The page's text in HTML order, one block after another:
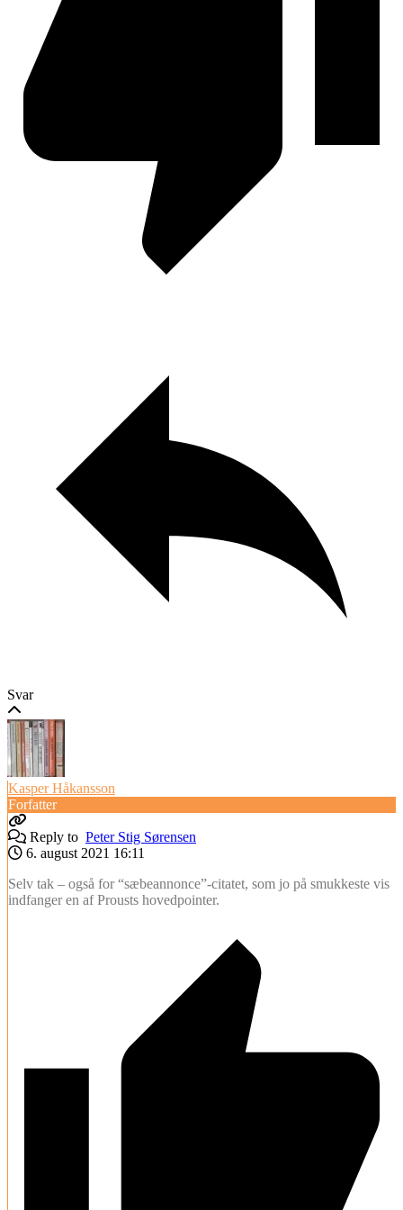
Svar
Kasper Håkansson
Forfatter
Reply to Peter Stig Sørensen
6. august 2021 16:11
Selv tak – også for “sæbeannonce”-citatet, som jo på smukkeste vis
indfanger en af Prousts hovedpointer.